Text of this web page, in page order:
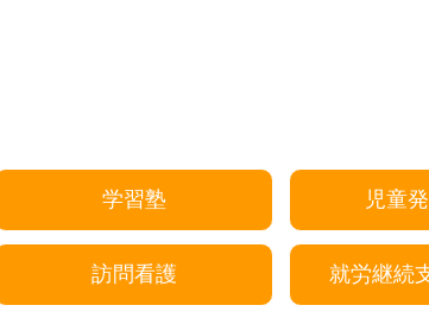
学習塾 児童
訪問看護 就労継続